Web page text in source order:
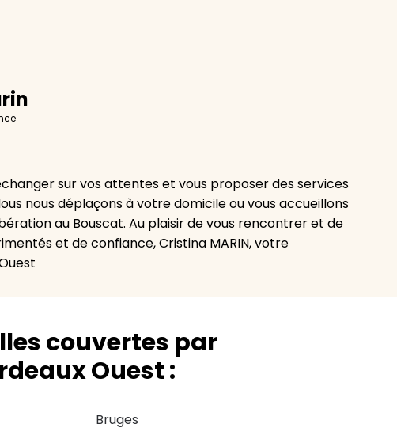
sur vos attentes et vous proposer des services
nous déplaçons à votre domicile ou vous accueillons
au Bouscat. Au plaisir de vous rencontrer et de
et de confiance, Cristina MARIN, votre
couvertes par
Ouest :
Bruges